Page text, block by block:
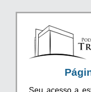
Seu acesso a